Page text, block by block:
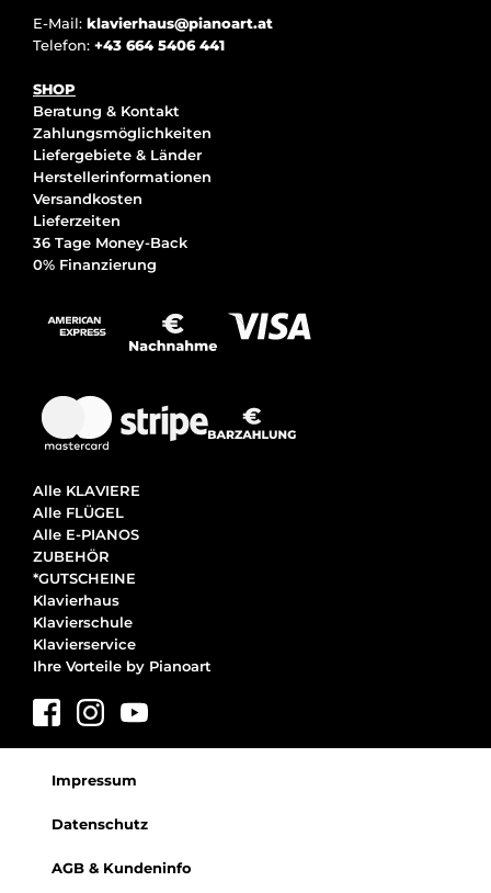
E-Mail: klavierhaus@pianoart.at
Telefon: +43 664 5406 441
SHOP
Beratung & Kontakt
Zahlungsmöglichkeiten
Liefergebiete & Länder
Herstellerinformationen
Versandkosten
Lieferzeiten
36 Tage Money-Back
0% Finanzierung
Alle KLAVIERE
Alle FLÜGEL
Alle E-PIANOS
ZUBEHÖR
*GUTSCHEINE
Klavierhaus
Klavierschule
Klavierservice
Ihre Vorteile by Pianoart
Impressum
Datenschutz
AGB & Kundeninfo